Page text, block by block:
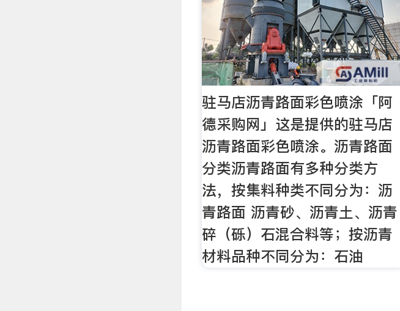
驻马店沥青路面彩色喷涂「阿
德采购网」这是提供的驻马店
沥青路面彩色喷涂。沥青路面
分类沥青路面有多种分类方
法，按集料种类不同分为：沥
青路面 沥青砂、沥青土、沥青
碎（砾）石混合料等；按沥青
材料品种不同分为：石油